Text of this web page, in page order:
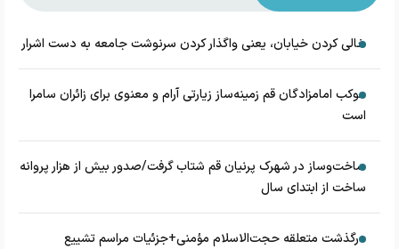
خالی کردن خیابان، یعنی واگذار کردن سرنوشت جامعه به دست اشرار
موکب امامزادگان قم زمینه‌ساز زیارتی آرام و معنوی برای زائران سامرا
است
ساخت‌وساز در شهرک پرنیان قم شتاب گرفت/صدور بیش از هزار پروانه
ساخت از ابتدای سال
درگذشت متعلقه حجت‌الاسلام مؤمنی+جزئیات مراسم تشییع